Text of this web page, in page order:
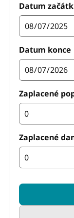
Datum
Datum konce
Zaplacené
Zaplacené